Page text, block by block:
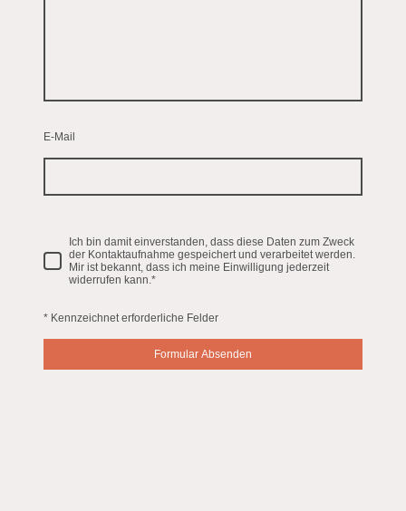
E-Mail
Ich bin damit einverstanden, dass diese Daten zum Zweck
der Kontaktaufnahme gespeichert und verarbeitet werden.
Mir ist bekannt, dass ich meine Einwilligung jederzeit
widerrufen kann.*
* Kennzeichnet erforderliche Felder
Formular Absenden